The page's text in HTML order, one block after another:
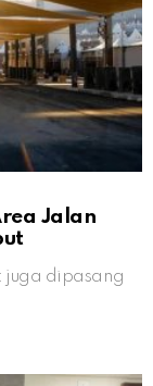
Jalan
juga dipasang